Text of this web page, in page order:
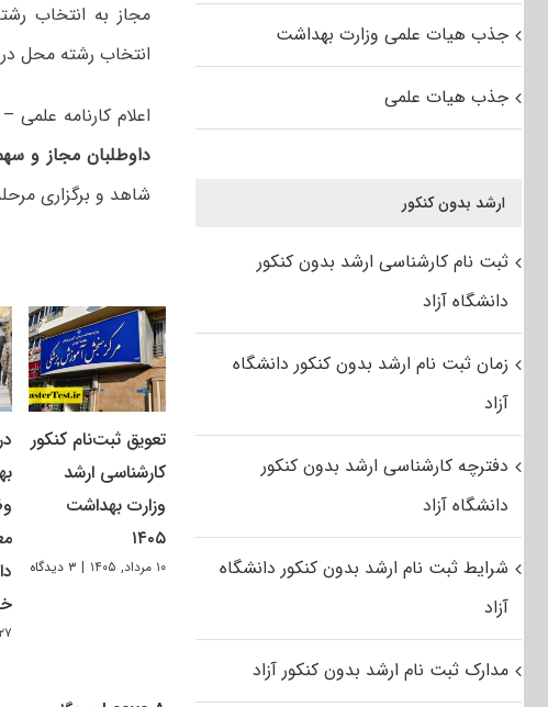
مجاز به انتخاب
انتخاب رشته محل
اعلام کارنامه
داوطلبان مجاز و
شاهد و برگزاری
تعویق ثبت‌نام کنکور
کارشناسی ارشد
وزارت بهداشت
۱۴۰۵
۱۰ مرداد, ۱۴۰۵ | ۳ دیدگاه
۲۷ تیر, ۱۴۰۵
جذب هیات علمی وزارت بهداشت
جذب هیات علمی
ارشد بدون کنکور
ثبت نام کارشناسی ارشد بدون کنکور
دانشگاه آزاد
زمان ثبت نام ارشد بدون کنکور دانشگاه
آزاد
دفترچه کارشناسی ارشد بدون کنکور
دانشگاه آزاد
شرایط ثبت نام ارشد بدون کنکور دانشگاه
آزاد
مدارک ثبت نام ارشد بدون کنکور آزاد